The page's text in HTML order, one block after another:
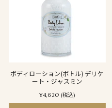
ボディローション(ボトル) デリケ
ート・ジャスミン
¥4,620 (税込)